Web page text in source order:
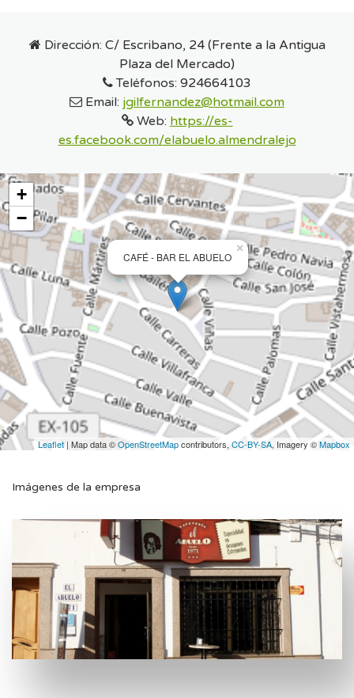
Dirección: C/ Escribano, 24 (Frente a la Antigua
Plaza del Mercado)
Teléfonos: 924664103
Email: jgilfernandez@hotmail.com
Web: https://es-
es.facebook.com/elabuelo.almendralejo
CAFÉ - BAR EL ABUELO
×
+
−
Leaflet | Map data ©OpenStreetMapcontributors, CC-BY-SA, Imagery ©Mapbox
Imágenes de la empresa